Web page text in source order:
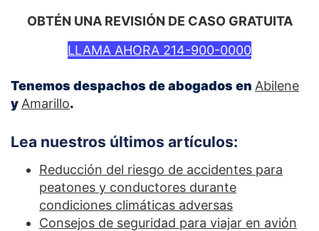
OBTÉN UNA REVISIÓN DE CASO GRATUITA
LLAMA AHORA 214-900-0000
Tenemos despachos de abogados en Abilene
y Amarillo.
Lea nuestros últimos artículos:
Reducción del riesgo de accidentes para
peatones y conductores durante
condiciones climáticas adversas
Consejos de seguridad para viajar en avión